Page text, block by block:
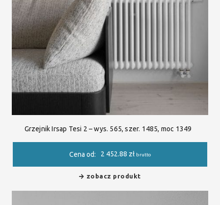
Grzejnik Irsap Tesi 2 – wys. 565, szer. 1485, moc 1349
Cena od: 2 452.88 zł brutto
zobacz produkt